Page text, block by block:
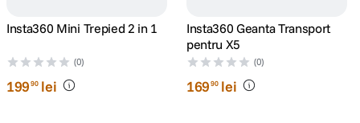
Insta360 Mini Trepied 2 in 1
(0)
19990 lei
Insta360 Geanta Transport
pentru X5
(0)
16990 lei